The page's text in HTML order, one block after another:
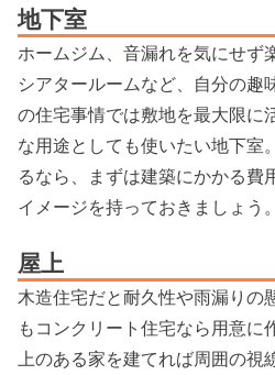
地下室
ホームジム、音漏れを気にせず
シアタールームなど、自分の趣
の住宅事情では敷地を最大限に
な用途としても使いたい地下室
るなら、まずは建築にかかる費
イメージを持っておきましょう。
屋上
木造住宅だと耐久性や雨漏りの
もコンクリート住宅なら用意に
上のある家を建てれば周囲の視